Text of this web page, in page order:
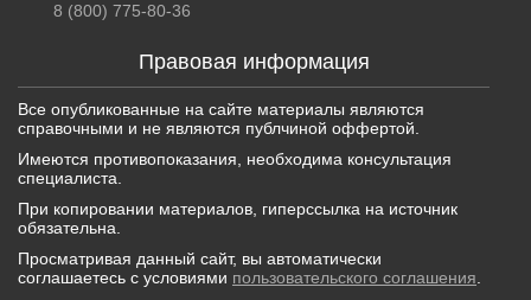
Правовая информация
Все опубликованные на сайте материалы являются
справочными и не являются публчиной оффертой.
Имеются противопоказания, необходима консультация
специалиста.
При копировании материалов, гиперссылка на источник
обязательна.
Просматривая данный сайт, вы автоматически
соглашаетесь с условиями пользовательского соглашения
8 (800) 775-80-36